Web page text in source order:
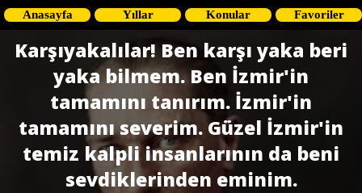
Anasayfa Yıllar Konular Favoriler
Karşıyakalılar! Ben karşı yaka beri
yaka bilmem. Ben İzmir'in
tamamını tanırım. İzmir'in
tamamını severim. Güzel İzmir'in
temiz kalpli insanları­nın da beni
sevdiklerinden eminim.